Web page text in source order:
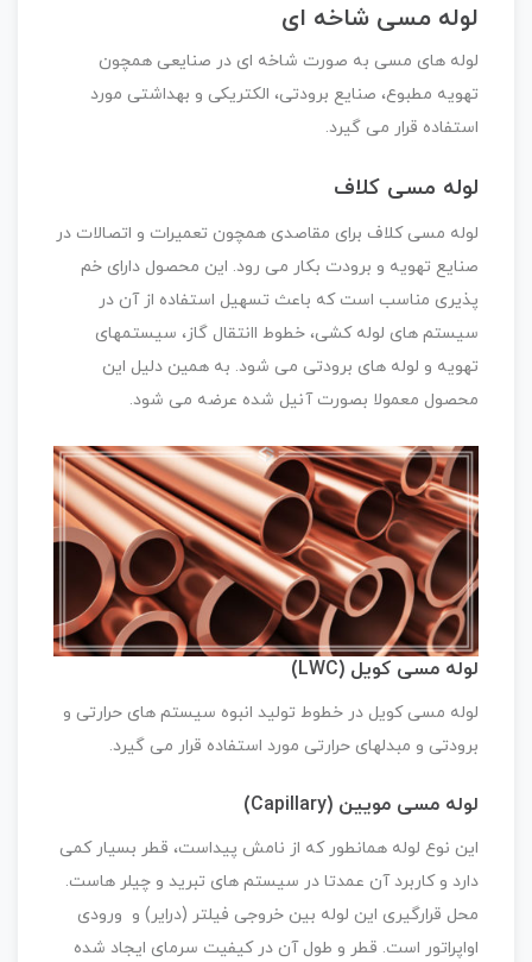
لوله مسی شاخه ای
لوله های مسی به صورت شاخه ای در صنایعی همچون
تهویه مطبوع، صنایع برودتی، الکتریکی و بهداشتی مورد
استفاده قرار می گیرد.
لوله مسی کلاف
لوله مسی کلاف برای مقاصدی همچون تعمیرات و اتصالات در
صنایع تهویه و برودت بکار می رود. این محصول دارای خم
پذیری مناسب است که باعث تسهیل استفاده از آن در
سیستم های لوله کشی، خطوط اانتقال گاز، سیستمهای
تهویه و لوله های برودتی می شود. به همین دلیل این
محصول معمولا بصورت آنیل شده عرضه می شود.
لوله مسی کویل (LWC)
لوله مسی کویل در خطوط تولید انبوه سیستم های حرارتی و
برودتی و مبدلهای حرارتی مورد استفاده قرار می گیرد.
لوله مسی مویین (Capillary)
این نوع لوله همانطور که از نامش پیداست، قطر بسیار کمی
دارد و کاربرد آن عمدتا در سیستم های تبرید و چیلر هاست.
محل قرارگیری این لوله بین خروجی فیلتر (درایر) و ورودی
اواپراتور است. قطر و طول آن در کیفیت سرمای ایجاد شده